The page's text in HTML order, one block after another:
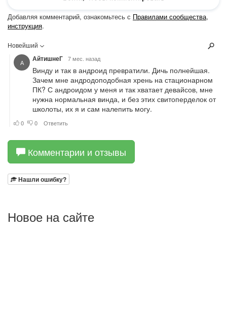
Комментарии и отзывы
Нашли ошибку?
Новое на сайте